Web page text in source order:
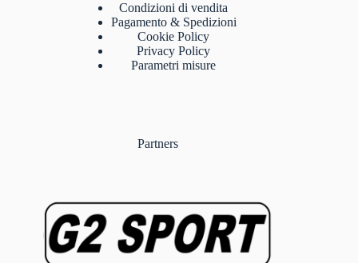
Condizioni di vendita
Pagamento & Spedizioni
Cookie Policy
Privacy Policy
Parametri misure
Partners